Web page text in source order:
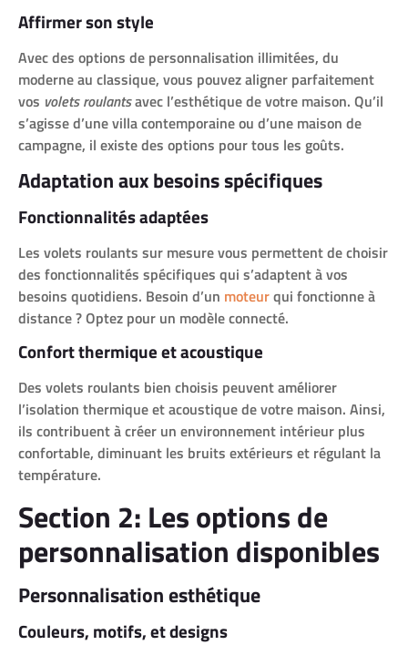
Affirmer son style
Avec des options de personnalisation illimitées, du
moderne au classique, vous pouvez aligner parfaitement
vos volets roulantsavec l’esthétique de votre maison. Qu’il
s’agisse d’une villa contemporaine ou d’une maison de
campagne, il existe des options pour tous les goûts.
Adaptation aux besoins spécifiques
Fonctionnalités adaptées
Les volets roulants sur mesure vous permettent de choisir
des fonctionnalités spécifiques qui s’adaptent à vos
besoins quotidiens. Besoin d’un moteurqui fonctionne à
distance ? Optez pour un modèle connecté.
Confort thermique et acoustique
Des volets roulants bien choisis peuvent améliorer
l’isolation thermique et acoustique de votre maison. Ainsi,
ils contribuent à créer un environnement intérieur plus
confortable, diminuant les bruits extérieurs et régulant la
température.
Section 2: Les options de
personnalisation disponibles
Personnalisation esthétique
Couleurs, motifs, et designs